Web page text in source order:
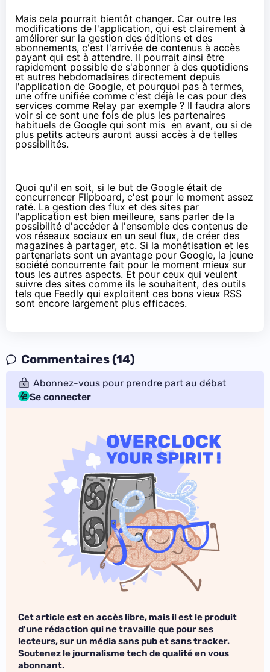
Mais cela pourrait bientôt changer. Car outre les
modifications de l'application, qui est clairement à
améliorer sur la gestion des éditions et des
abonnements, c'est l'arrivée de contenus à accès
payant qui est à attendre. Il pourrait ainsi être
rapidement possible de s'abonner à des quotidiens
et autres hebdomadaires directement depuis
l'application de Google, et pourquoi pas à termes,
une offre unifiée comme c'est déjà le cas pour des
services comme Relay par exemple ? Il faudra alors
voir si ce sont une fois de plus les partenaires
habituels de Google qui sont mis en avant, ou si de
plus petits acteurs auront aussi accès à de telles
possibilités.
Quoi qu'il en soit, si le but de Google était de
concurrencer Flipboard, c'est pour le moment assez
raté. La gestion des flux et des sites par
l'application est bien meilleure, sans parler de la
possibilité d'accéder à l'ensemble des contenus de
vos réseaux sociaux en un seul flux, de créer des
magazines à partager, etc. Si la monétisation et les
partenariats sont un avantage pour Google, la jeune
société concurrente fait pour le moment mieux sur
tous les autres aspects. Et pour ceux qui veulent
suivre des sites comme ils le souhaitent, des outils
tels que Feedly qui exploitent ces bons vieux RSS
sont encore largement plus efficaces.
Commentaires (14)
Abonnez-vous pour prendre part au débat
Se connecter
Cet article est en accès libre, mais il est le produit
d'une rédaction qui ne travaille que pour ses
lecteurs, sur un média sans pub et sans tracker.
Soutenez le journalisme tech de qualité en vous
abonnant.